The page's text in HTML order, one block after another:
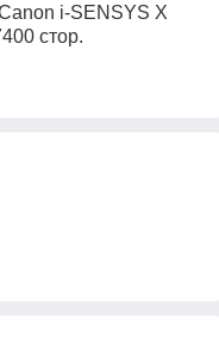
i-SENSYS X
стор.